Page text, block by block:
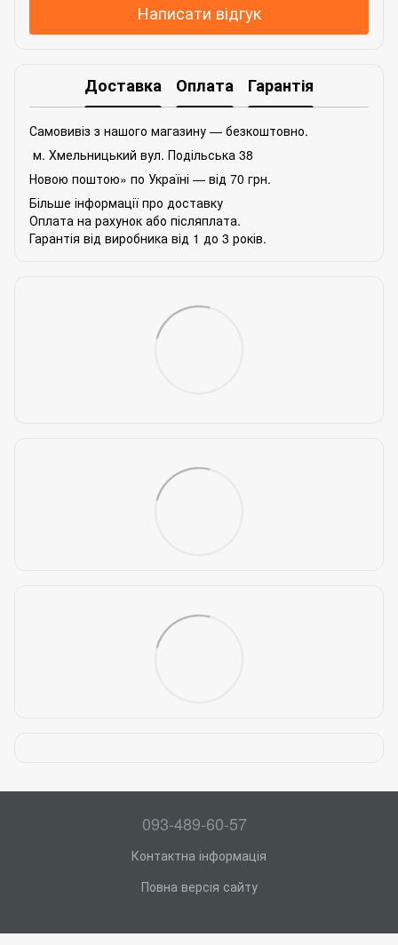
Написати відгук
Доставка Оплата Гарантія
Самовивіз з нашого магазину — безкоштовно.
м. Хмельницький вул. Подільська 38
Новою поштою» по Україні — від 70 грн.
Більше інформації про доставку
Оплата на рахунок або післяплата.
Гарантія від виробника від 1 до 3 років.
093-489-60-57
Контактна інформація
Повна версія сайту